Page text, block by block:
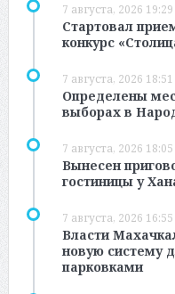
7 августа, 2026 19:29
Стартовал
конкурс
7 августа, 2026 18:51
Определены
выборах в
7 августа, 2026 18:05
Вынесен
гостиницы у
7 августа, 2026 16:55
Власти
новую систему
парковками